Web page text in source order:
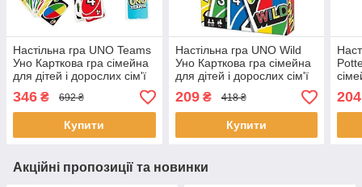
Настільна гра UNO Teams
Уно Карткова гра сімейна
для дітей і дорослих сім'ї
English команди для груп
346 ₴ 692 ₴
Купити
Настільна гра UNO Wild
Уно Карткова гра сімейна
для дітей і дорослих сім'ї
English з доповненнями
209₴ 418 ₴
Купити
204
Акційні пропозиції та новинки